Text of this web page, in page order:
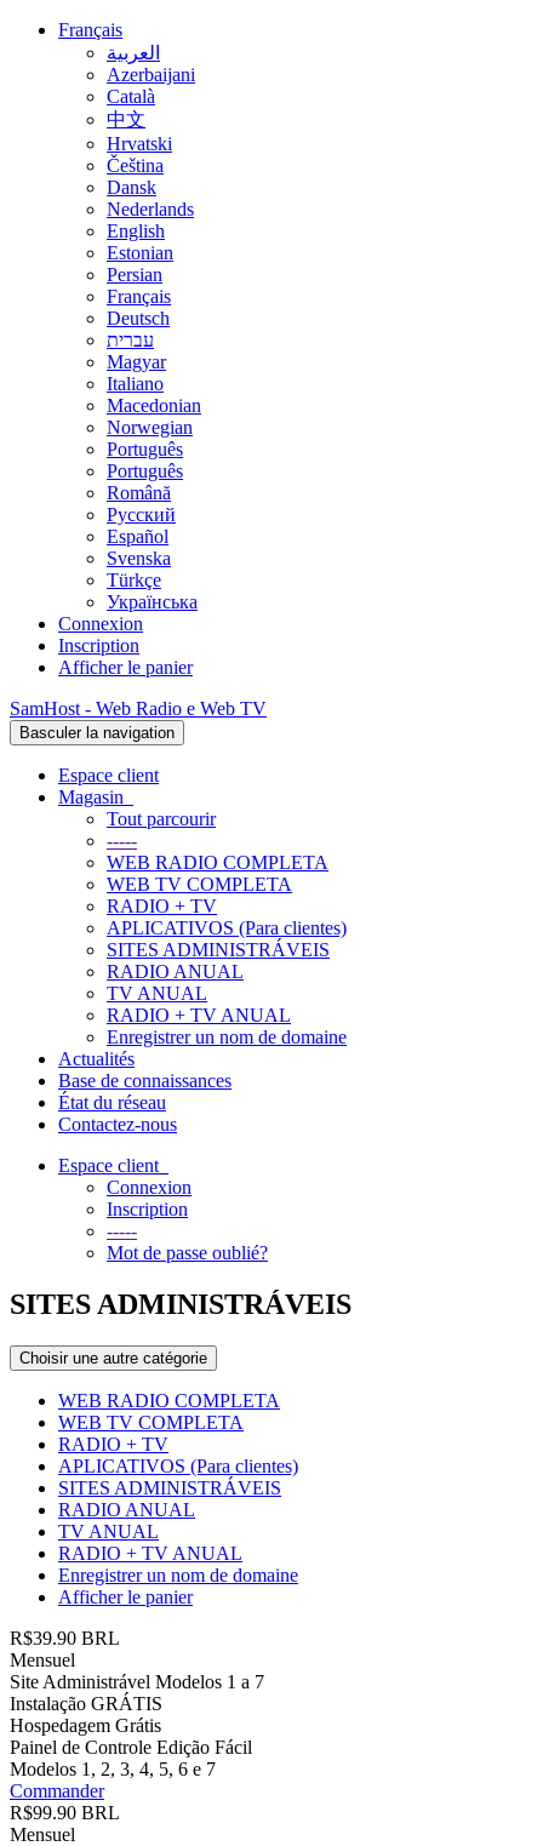
Français
العربية
Azerbaijani
Català
中文
Hrvatski
Čeština
Dansk
Nederlands
English
Estonian
Persian
Français
Deutsch
עברית
Magyar
Italiano
Macedonian
Norwegian
Português
Português
Română
Русский
Español
Svenska
Türkçe
Українська
Connexion
Inscription
Afficher le panier
SamHost - Web Radio e Web TV
Basculer la navigation
Espace client
Magasin
Tout parcourir
-----
WEB RADIO COMPLETA
WEB TV COMPLETA
RADIO + TV
APLICATIVOS (Para clientes)
SITES ADMINISTRÁVEIS
RADIO ANUAL
TV ANUAL
RADIO + TV ANUAL
Enregistrer un nom de domaine
Actualités
Base de connaissances
État du réseau
Contactez-nous
Espace client
Connexion
Inscription
-----
Mot de passe oublié?
SITES ADMINISTRÁVEIS
Choisir une autre catégorie
WEB RADIO COMPLETA
WEB TV COMPLETA
RADIO + TV
APLICATIVOS (Para clientes)
SITES ADMINISTRÁVEIS
RADIO ANUAL
TV ANUAL
RADIO + TV ANUAL
Enregistrer un nom de domaine
Afficher le panier
R$39.90 BRL
Mensuel
Site Administrável Modelos 1 a 7
Instalação GRÁTIS
Hospedagem Grátis
Painel de Controle Edição Fácil
Modelos 1, 2, 3, 4, 5, 6 e 7
Commander
R$99.90 BRL
Mensuel